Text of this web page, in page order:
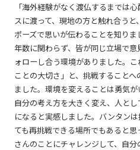
「海外経験がなく渡仏するまでは
スに渡って、現地の方と触れ合う
ポーズで思いが伝わることを知り
年数に関わらず、皆が同じ立場で
ォローし合う環境がありました。
ことの大切さ」と、挑戦すること
ました。環境を変えることは勇気が
自分の考え方を大きく変え、人と
になると実感しました。バンタン
ても再挑戦できる場所でもあると
さんのことにチャレンジして、自